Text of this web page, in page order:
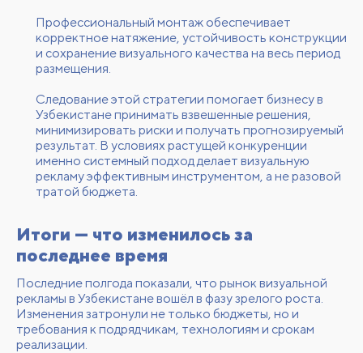
Профессиональный монтаж обеспечивает
корректное натяжение, устойчивость конструкции
и сохранение визуального качества на весь период
размещения.
Следование этой стратегии помогает бизнесу в
Узбекистане принимать взвешенные решения,
минимизировать риски и получать прогнозируемый
результат. В условиях растущей конкуренции
именно системный подход делает визуальную
рекламу эффективным инструментом, а не разовой
тратой бюджета.
Итоги — что изменилось за
последнее время
Последние полгода показали, что рынок визуальной
рекламы в Узбекистане вошёл в фазу зрелого роста.
Изменения затронули не только бюджеты, но и
требования к подрядчикам, технологиям и срокам
реализации.